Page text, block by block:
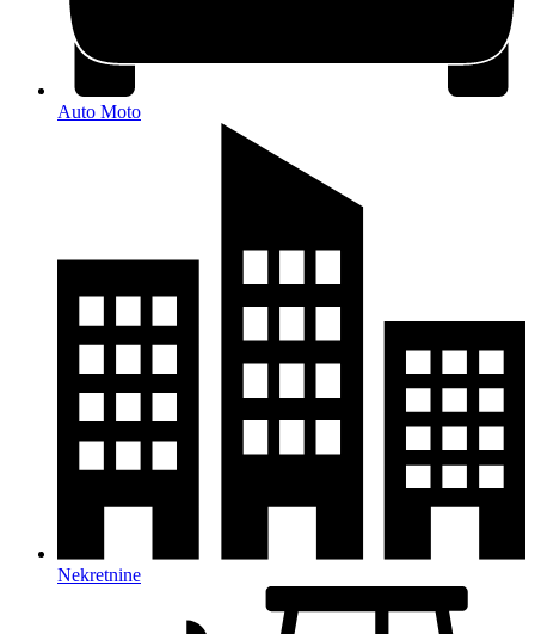
Auto Moto
Nekretnine